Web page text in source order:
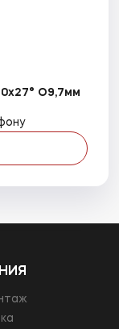
O9,7мм